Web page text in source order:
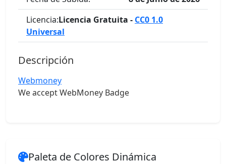
Licencia:Licencia Gratuita - CC0 1.0
Universal
Descripción
Webmoney
We accept WebMoney Badge
Paleta de Colores Dinámica